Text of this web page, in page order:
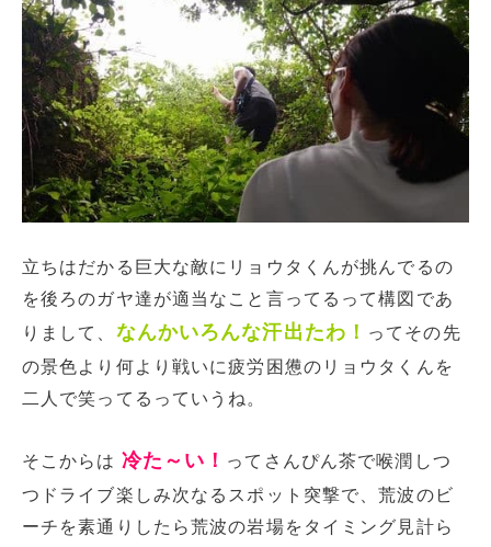
立ちはだかる巨大な敵にリョウタくんが挑んでるの
を後ろのガヤ達が適当なこと言ってるって構図であ
りまして、 なんかいろんな汗出たわ！ ってその先
の景色より何より戦いに疲労困憊のリョウタくんを
二人で笑ってるっていうね。
そこからは 冷た～い！ ってさんぴん茶で喉潤しつ
つドライブ楽しみ次なるスポット突撃で、荒波のビ
ーチを素通りしたら荒波の岩場をタイミング見計ら